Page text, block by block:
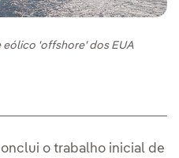
eólico 'offshore' dos EUA
o trabalho inicial de